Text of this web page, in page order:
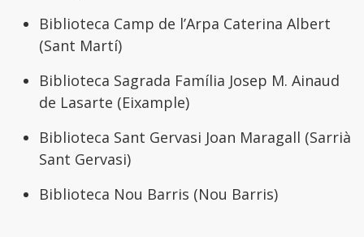
Biblioteca Camp de l’Arpa Caterina Albert
(Sant Martí)
Biblioteca Sagrada Família Josep M. Ainaud
de Lasarte (Eixample)
Biblioteca Sant Gervasi Joan Maragall (Sarrià
Sant Gervasi)
Biblioteca Nou Barris (Nou Barris)